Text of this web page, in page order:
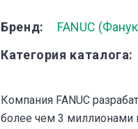
Бренд
FANUC
Категория каталога
Компания FANUC
более чем 3 миллионами